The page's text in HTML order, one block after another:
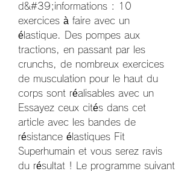
d&#39;informations : 10
exercices à faire avec un
élastique. Des pompes aux
tractions, en passant par les
crunchs, de nombreux exercices
de musculation pour le haut du
corps sont réalisables avec un
Essayez ceux cités dans cet
article avec les bandes de
résistance élastiques Fit
Superhumain et vous serez ravis
du résultat ! Le programme suivant